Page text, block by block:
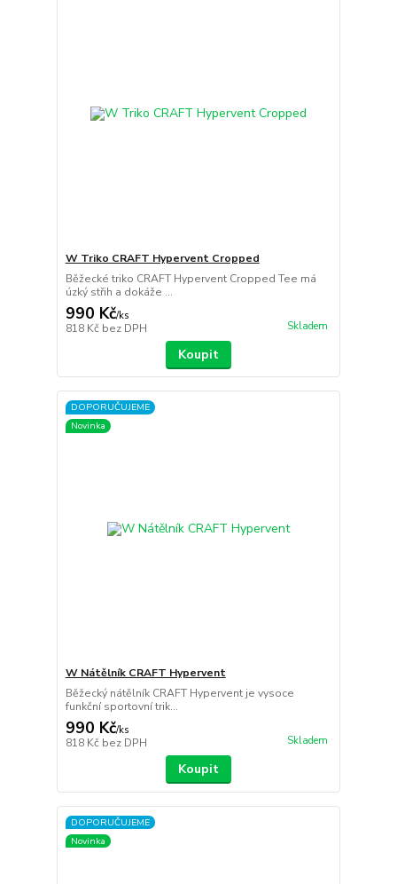
W Triko CRAFT Hypervent Cropped
Běžecké triko CRAFT Hypervent Cropped Tee má
úzký střih a dokáže ...
990 Kč/ks
818 Kč bez DPH Skladem
Koupit
DOPORUČUJEME
Novinka
W Nátělník CRAFT Hypervent
Běžecký nátělník CRAFT Hypervent je vysoce
funkční sportovní trik...
990 Kč/ks
818 Kč bez DPH Skladem
Koupit
DOPORUČUJEME
Novinka